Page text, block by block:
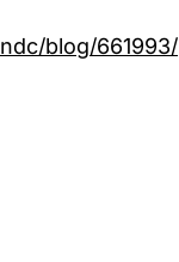
blog/661993/